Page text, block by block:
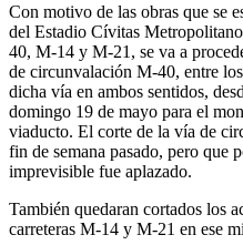
Con motivo de las obras que se
del Estadio Cívitas
40, M-14 y M-21, se va a
de circunvalación M-40, entre
dicha vía en ambos sentidos,
domingo 19 de mayo para el
viaducto. El corte de la vía de
fin de semana pasado, pero que
imprevisible fue aplazado.
También quedaran cortados los
carreteras M-14 y M-21 en ese